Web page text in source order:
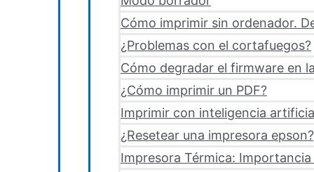
Cómo imprimir sin ordenador.
¿Problemas con el cortafuegos?
Cómo degradar el firmware en
¿Cómo imprimir un PDF?
Imprimir con inteligencia
¿Resetear una impresora
Impresora Térmica: